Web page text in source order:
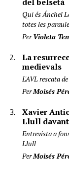
Qui és Ánchel
totes les
PerVioleta
La
medievals
L'AVL rescata
PerMoisés
Xavier
Llull
Entrevista a
Llull
PerMoisés